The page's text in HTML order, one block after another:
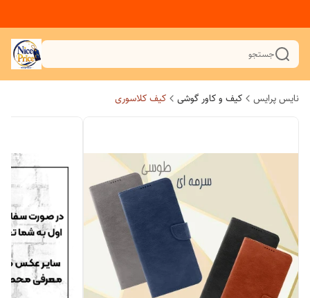
جستجو
نایس پرایس کیف و کاور گوشی کیف کلاسوری